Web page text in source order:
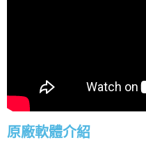
原廠軟體介紹